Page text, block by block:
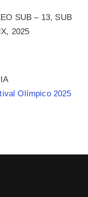
SUB – 13, SUB
2025
Olímpico 2025